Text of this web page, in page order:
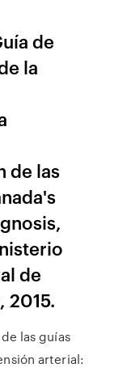
de
la
de las
de
2015.
las guías
arterial: